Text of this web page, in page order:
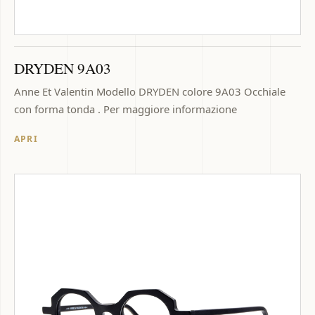
DRYDEN 9A03
Anne Et Valentin Modello DRYDEN colore 9A03 Occhiale
con forma tonda . Per maggiore informazione
APRI